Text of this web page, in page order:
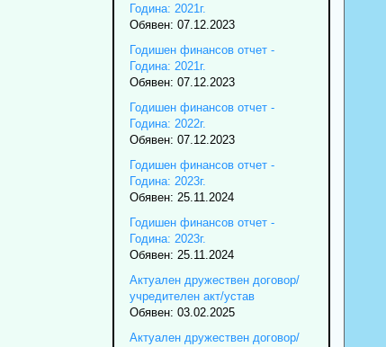
Година: 2021г.
Обявен: 07.12.2023
Годишен финансов отчет -
Година: 2021г.
Обявен: 07.12.2023
Годишен финансов отчет -
Година: 2022г.
Обявен: 07.12.2023
Годишен финансов отчет -
Година: 2023г.
Обявен: 25.11.2024
Годишен финансов отчет -
Година: 2023г.
Обявен: 25.11.2024
Актуален дружествен договор/
учредителен акт/устав
Обявен: 03.02.2025
Актуален дружествен договор/